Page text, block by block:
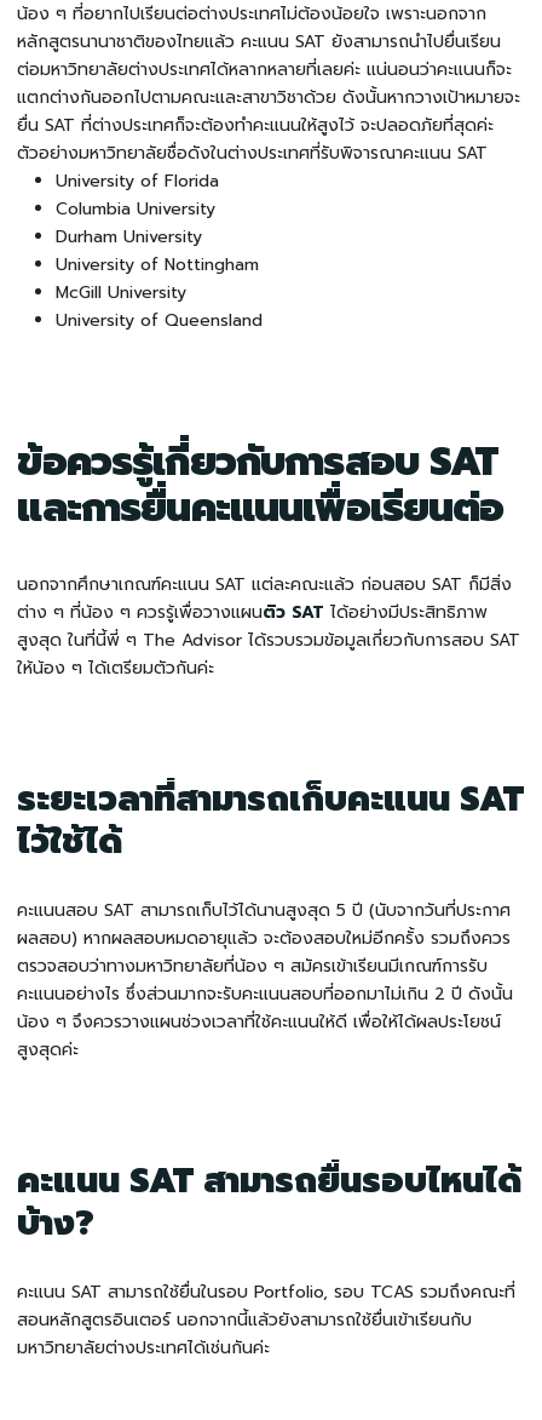
น้อง ๆ ที่อยากไปเรียนต่อต่างประเทศไม่ต้องน้อยใจ เพราะนอกจาก
หลักสูตรนานาชาติของไทยแล้ว คะแนน SAT ยังสามารถนำไปยื่นเรียน
ต่อมหาวิทยาลัยต่างประเทศได้หลากหลายที่เลยค่ะ แน่นอนว่าคะแนนก็จะ
แตกต่างกันออกไปตามคณะและสาขาวิชาด้วย ดังนั้นหากวางเป้าหมายจะ
ยื่น SAT ที่ต่างประเทศก็จะต้องทำคะแนนให้สูงไว้ จะปลอดภัยที่สุดค่ะ
ตัวอย่างมหาวิทยาลัยชื่อดังในต่างประเทศที่รับพิจารณาคะแนน SAT
University of Florida
Columbia University
Durham University
University of Nottingham
McGill University
University of Queensland
ข้อควรรู้เกี่ยวกับการสอบ SAT
และการยื่นคะแนนเพื่อเรียนต่อ
นอกจากศึกษาเกณฑ์คะแนน SAT แต่ละคณะแล้ว ก่อนสอบ SAT ก็มีสิ่ง
ต่าง ๆ ที่น้อง ๆ ควรรู้เพื่อวางแผนติว SAT ได้อย่างมีประสิทธิภาพ
สูงสุด ในที่นี้พี่ ๆ The Advisor ได้รวบรวมข้อมูลเกี่ยวกับการสอบ SAT
ให้น้อง ๆ ได้เตรียมตัวกันค่ะ
ระยะเวลาที่สามารถเก็บคะแนน SAT
ไว้ใช้ได้
คะแนนสอบ SAT สามารถเก็บไว้ได้นานสูงสุด 5 ปี (นับจากวันที่ประกาศ
ผลสอบ) หากผลสอบหมดอายุแล้ว จะต้องสอบใหม่อีกครั้ง รวมถึงควร
ตรวจสอบว่าทางมหาวิทยาลัยที่น้อง ๆ สมัครเข้าเรียนมีเกณฑ์การรับ
คะแนนอย่างไร ซึ่งส่วนมากจะรับคะแนนสอบที่ออกมาไม่เกิน 2 ปี ดังนั้น
น้อง ๆ จึงควรวางแผนช่วงเวลาที่ใช้คะแนนให้ดี เพื่อให้ได้ผลประโยชน์
สูงสุดค่ะ
คะแนน SAT สามารถยื่นรอบไหนได้
บ้าง?
คะแนน SAT สามารถใช้ยื่นในรอบ Portfolio, รอบ TCAS รวมถึงคณะที่
สอนหลักสูตรอินเตอร์ นอกจากนี้แล้วยังสามารถใช้ยื่นเข้าเรียนกับ
มหาวิทยาลัยต่างประเทศได้เช่นกันค่ะ